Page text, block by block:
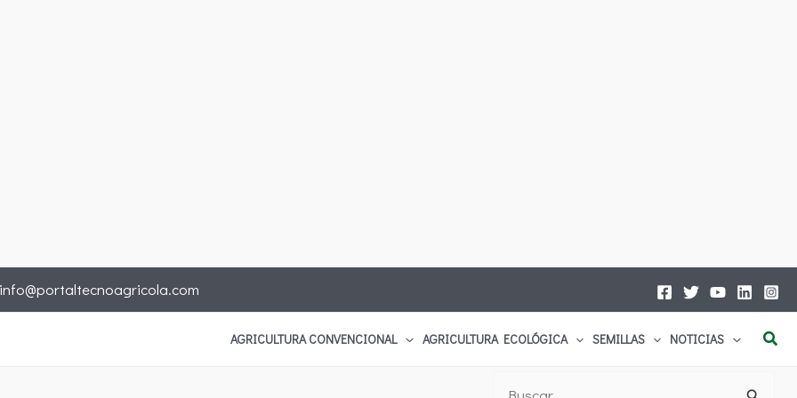
info@portaltecnoagricola.com
AGRICULTURA CONVENCIONAL AGRICULTURA ECOLÓGICA SEMILLAS NOTICIAS